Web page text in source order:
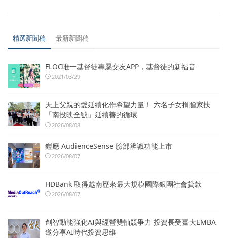
精選新聞稿 最新新聞稿
FLOC唯一基督徒專屬交友APP，基督徒的新福音
2021/03/29
天上父親的愛延續化作希望力量！ 六名子女捐贈家扶
「南投映全號」延續善的循環
2026/08/08
鎧應 AudienceSense 臉部辨識功能上市
2026/08/07
HDBank 取得越南歷來最大規模國際銀團社會貸款
2026/08/07
創智動能強化AI與經營雙軸競爭力 投資長受臺大EMBA
邀分享AI時代投資思維